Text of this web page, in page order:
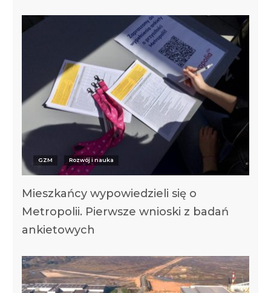
GZM Rozwój i nauka
Mieszkańcy wypowiedzieli się o
Metropolii. Pierwsze wnioski z badań
ankietowych